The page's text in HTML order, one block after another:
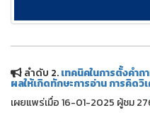
ลำดับ 2.เทคนิคในการตั้งคำ
ผลให้เกิดทักษะการอ่าน การคิดวิ
เผยแพร่เมื่อ 16-01-2025 ผู้ชม